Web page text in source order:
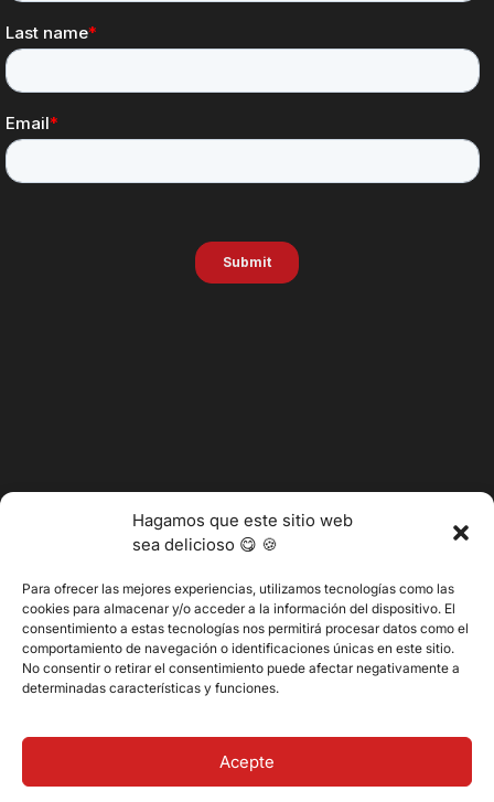
Hagamos que este sitio web
sea delicioso 😋 🍪
Para ofrecer las mejores experiencias, utilizamos tecnologías como las
cookies para almacenar y/o acceder a la información del dispositivo. El
consentimiento a estas tecnologías nos permitirá procesar datos como el
comportamiento de navegación o identificaciones únicas en este sitio.
No consentir o retirar el consentimiento puede afectar negativamente a
determinadas características y funciones.
Acepte
@2025 Vertitech. Todos los derechos reservados.
Política de privacidad